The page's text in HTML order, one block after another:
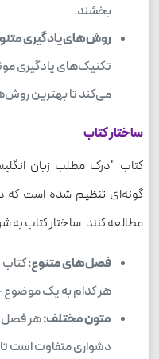
بخشند.
روش‌های یادگیری
تکنیک‌های یادگیری
می‌کند تا بهترین
ساختار کتاب
کتاب "درک مطلب زبان
گونه‌ای تنظیم شده است که
مطالعه کنند. ساختار کتاب به
فصل‌های متنوع:
هر کدام به یک
متون مختلف:هر فصل
دشواری متفاوت است تا